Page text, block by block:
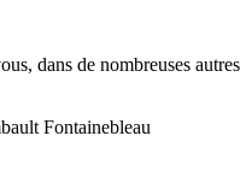
dans de nombreuses autres
Fontainebleau